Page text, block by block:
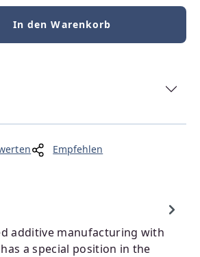
In den Warenkorb
Empfehlen
additive manufacturing with
a special position in the